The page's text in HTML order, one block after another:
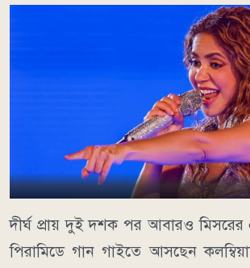
দীর্ঘ প্রায় দুই দশক পর আবারও মিসরের
পিরামিডে গান গাইতে আসছেন